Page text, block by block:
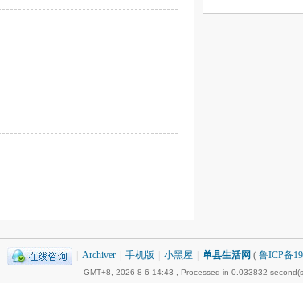
Archiver 手机版 小黑屋 单县生活网 ( 鲁ICP备
GMT+8, 2026-8-6 14:43 , Processed in 0.033832